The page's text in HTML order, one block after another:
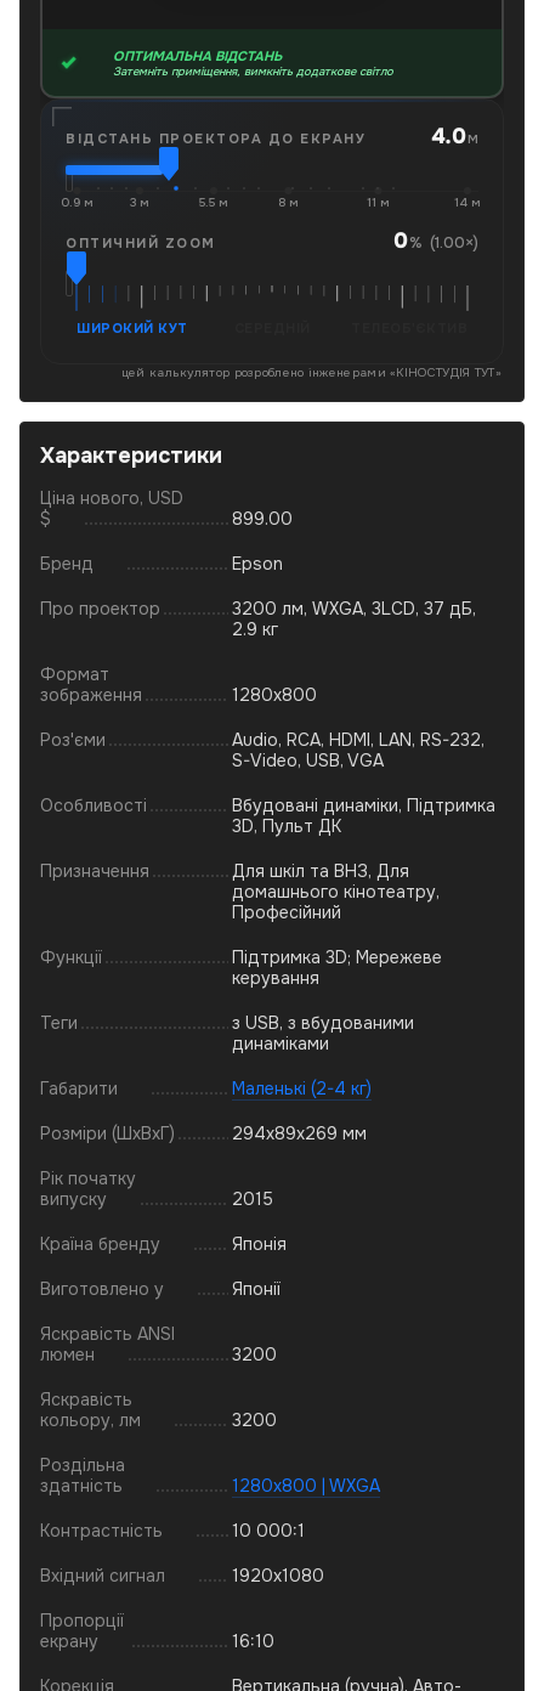
ОПТИМАЛЬНА ВІДСТАНЬ
Затемніть приміщення, вимкніть додаткове світло
ВІДСТАНЬ ПРОЕКТОРА ДО ЕКРАНУ 4.0м
0.9 м 3 м 5.5 м 8 м 11 м 14 м
ОПТИЧНИЙ ZOOM 0% (1.00×)
ШИРОКИЙ КУТ
цей калькулятор розроблено інженерами «КІНОСТУДІЯ ТУТ»
Характеристики
Ціна нового, USD
$
899.00
Бренд Epson
Про проектор
3200 лм, WXGA, 3LCD, 37 дБ,
2.9 кг
Формат
зображення
1280x800
Роз'єми
Audio, RCA, HDMI, LAN, RS-232,
S-Video, USB, VGA
Особливості
Вбудовані динаміки, Підтримка
3D, Пульт ДК
Призначення
Для шкіл та ВНЗ, Для
домашнього кінотеатру,
Професійний
Функції
Підтримка 3D; Мережеве
керування
Теги
з USB, з вбудованими
динаміками
Габарити Маленькі (2-4 кг)
Розміри (ШхВхГ) 294x89x269 мм
Рік початку
випуску
2015
Країна бренду Японія
Виготовлено у Японії
Яскравість ANSI
люмен
3200
Яскравість
кольору, лм
3200
Роздільна
здатність
1280x800 | WXGA
Контрастність 10 000:1
Вхідний сигнал 1920x1080
Пропорції
екрану
16:10
Корекція Вертикальна (ручна), Авто-